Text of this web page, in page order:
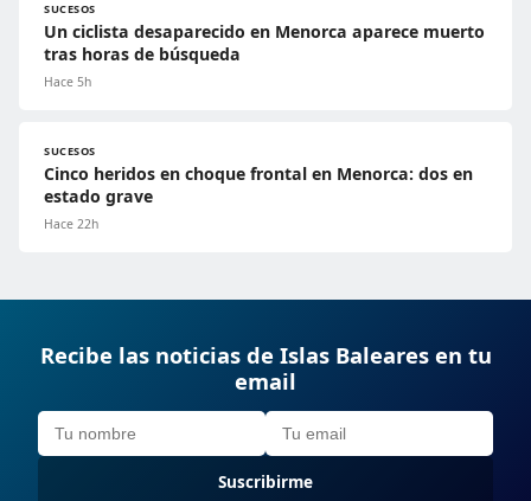
SUCESOS
Un ciclista desaparecido en Menorca aparece muerto
tras horas de búsqueda
Hace 5h
SUCESOS
Cinco heridos en choque frontal en Menorca: dos en
estado grave
Hace 22h
Recibe las noticias de Islas Baleares en tu
email
Suscribirme